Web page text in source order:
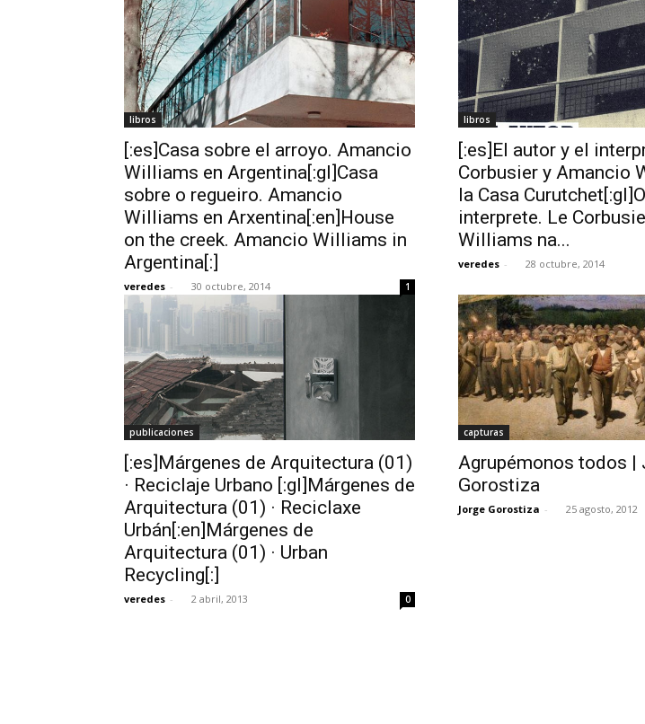
libros
[:es]Casa sobre el arroyo. Amancio
Williams en Argentina[:gl]Casa
sobre o regueiro. Amancio
Williams en Arxentina[:en]House
on the creek. Amancio Williams in
Argentina[:]
veredes - 30 octubre, 2014 1
libros
[:es]El autor y el
Corbusier y Amancio
la Casa
interprete. Le
Williams na...
veredes - 28 octubre, 2014
publicaciones
[:es]Márgenes de Arquitectura (01)
· Reciclaje Urbano [:gl]Márgenes de
Arquitectura (01) · Reciclaxe
Urbán[:en]Márgenes de
Arquitectura (01) · Urban
Recycling[:]
veredes - 2 abril, 2013 0
capturas
Agrupémonos todos |
Gorostiza
Jorge Gorostiza - 25 agosto, 2012